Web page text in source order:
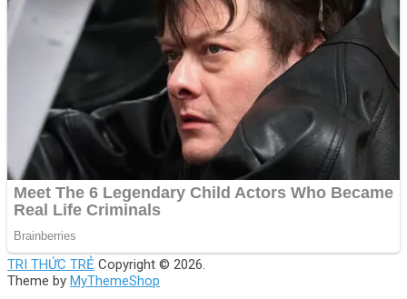
TRI THỨC TRẺ Copyright © 2026.
Theme by MyThemeShop